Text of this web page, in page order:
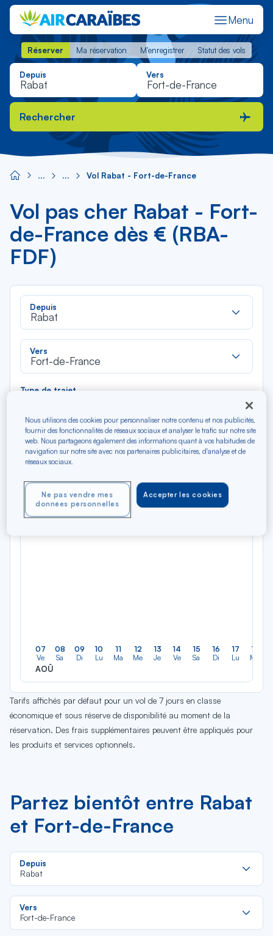
Menu
Réserver Ma réservation M'enregistrer Statut des vols
Réserver Ma réservation M'enregistrer Statut des vols
Depuis Vers
Rechercher
Vol Rabat - Fort-de-France
Vol pas cher Rabat - Fort-
de-France dès € (RBA-
FDF)
Depuis
Rabat
Vers
Fort-de-France
liste
Type de trajet
Filtrer Vider
Précédent
N/A*
Aller / Retour — Économique
07
Ve
AOÛ
08
Sa
09
Di
10
Lu
11
Ma
12
Me
13
Je
14
Ve
15
Sa
16
Di
17
Lu
18
Ma
Tarifs affichés par défaut pour un vol de 7 jours en classe
économique et sous réserve de disponibilité au moment de la
réservation. Des frais supplémentaires peuvent être appliqués pour
les produits et services optionnels.
Partez bientôt entre Rabat
et Fort-de-France
Depuis
Rabat
Vers
Fort-de-France
Nous utilisons des cookies pour personnaliser notre contenu et nos publicités,
fournir des fonctionnalités de réseaux sociaux et analyser le trafic sur notre site
web. Nous partageons également des informations quant à vos habitudes de
navigation sur notre site avec nos partenaires publicitaires, d'analyse et de
réseaux sociaux.
Accepter les cookies
Ne pas vendre mes
données personnelles